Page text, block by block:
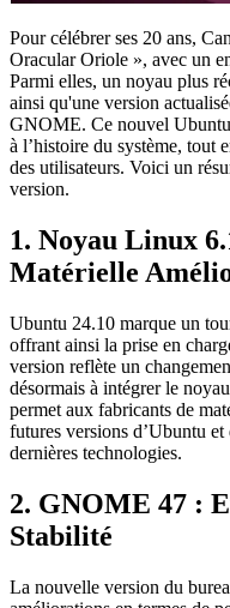
Pour célébrer ses 20 ans,
Oracular Oriole », avec un
Parmi elles, un noyau plus
ainsi qu'une version
GNOME. Ce nouvel
à l’histoire du système, tout
des utilisateurs. Voici un
version.
1. Noyau Linux
Matérielle
Ubuntu 24.10 marque un
offrant ainsi la prise en
version reflète un
désormais à intégrer le
permet aux fabricants de
futures versions d’Ubuntu
dernières technologies.
2. GNOME 47 :
Stabilité
La nouvelle version du